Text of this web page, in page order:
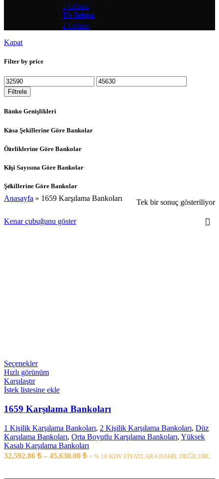
5 Ürünler
Tv Sehpa
2 Ürünler
Kapat
Filter by price
Filtrele
Banko Genişlikleri
Kasa Şekillerine Göre Bankolar
Özeliklerine Göre Bankolar
Kişi Sayısına Göre Bankolar
Şekillerine Göre Bankolar
Anasayfa » 1659 Karşılama Bankoları Tek bir sonuç gösteriliyor
Kenar çubuğunu göster
Seçenekler
Hızlı görünüm
Karşılaştır
İstek listesine ekle
1659 Karşılama Bankoları
1 Kişilik Karşılama Bankoları, 2 Kişilik Karşılama Bankoları, Düz
Karşılama Bankoları, Orta Boyutlu Karşılama Bankoları, Yüksek
Kasalı Karşılama Bankoları
32,592.86 ₺ – 45,630.00 ₺ + % 10 KDV FİYATLARA DAHİL DEĞİLDİR..